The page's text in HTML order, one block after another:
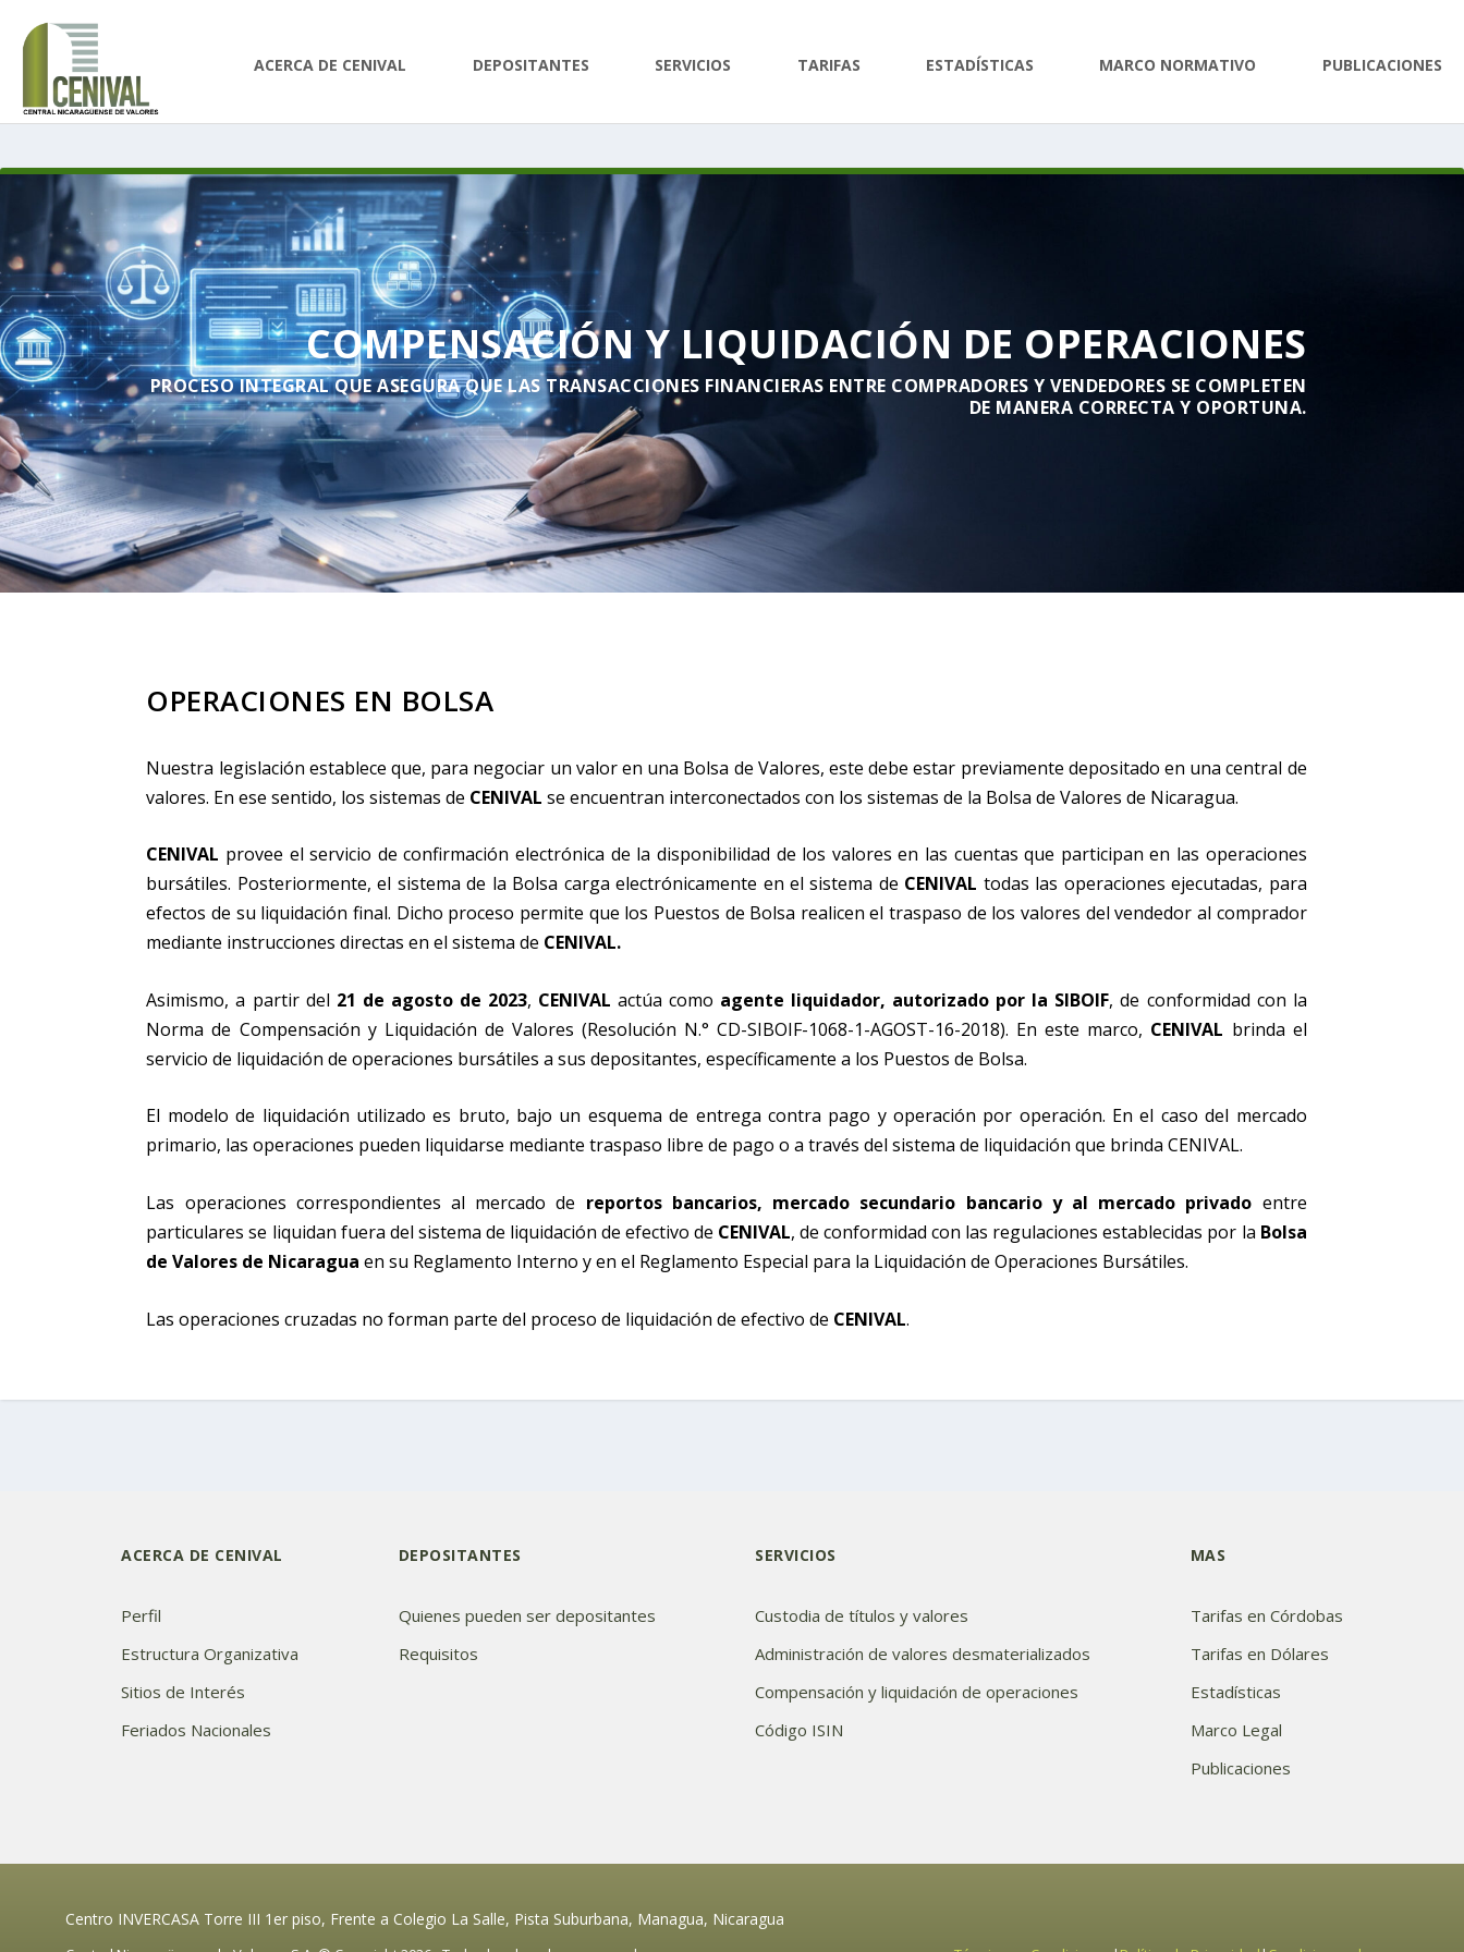
ACERCA DE CENIVAL DEPOSITANTES SERVICIOS TARIFAS ESTADÍSTICAS MARCO NORMATIVO PUBLICACIONES
COMPENSACIÓN Y LIQUIDACIÓN DE OPERACIONES
PROCESO INTEGRAL QUE ASEGURA QUE LAS TRANSACCIONES FINANCIERAS ENTRE COMPRADORES Y VENDEDORES SE COMPLETEN
DE MANERA CORRECTA Y OPORTUNA.
OPERACIONES EN BOLSA
Nuestra legislación establece que, para negociar un valor en una Bolsa de Valores, este debe estar previamente depositado en una central de
valores. En ese sentido, los sistemas de CENIVAL se encuentran interconectados con los sistemas de la Bolsa de Valores de Nicaragua.
CENIVAL provee el servicio de confirmación electrónica de la disponibilidad de los valores en las cuentas que participan en las operaciones
bursátiles. Posteriormente, el sistema de la Bolsa carga electrónicamente en el sistema de CENIVAL todas las operaciones ejecutadas, para
efectos de su liquidación final. Dicho proceso permite que los Puestos de Bolsa realicen el traspaso de los valores del vendedor al comprador
mediante instrucciones directas en el sistema de CENIVAL.
Asimismo, a partir del 21 de agosto de 2023, CENIVAL actúa como agente liquidador, autorizado por la SIBOIF, de conformidad con la
Norma de Compensación y Liquidación de Valores (Resolución N.° CD-SIBOIF-1068-1-AGOST-16-2018). En este marco, CENIVAL brinda el
servicio de liquidación de operaciones bursátiles a sus depositantes, específicamente a los Puestos de Bolsa.
El modelo de liquidación utilizado es bruto, bajo un esquema de entrega contra pago y operación por operación. En el caso del mercado
primario, las operaciones pueden liquidarse mediante traspaso libre de pago o a través del sistema de liquidación que brinda CENIVAL.
Las operaciones correspondientes al mercado de reportos bancarios, mercado secundario bancario y al mercado privado entre
particulares se liquidan fuera del sistema de liquidación de efectivo de CENIVAL, de conformidad con las regulaciones establecidas por la Bolsa
de Valores de Nicaragua en su Reglamento Interno y en el Reglamento Especial para la Liquidación de Operaciones Bursátiles.
Las operaciones cruzadas no forman parte del proceso de liquidación de efectivo de CENIVAL.
ACERCA DE CENIVAL
Perfil
Estructura Organizativa
Sitios de Interés
Feriados Nacionales
DEPOSITANTES
Quienes pueden ser depositantes
Requisitos
SERVICIOS
Custodia de títulos y valores
Administración de valores desmaterializados
Compensación y liquidación de operaciones
Código ISIN
MAS
Tarifas en Córdobas
Tarifas en Dólares
Estadísticas
Marco Legal
Publicaciones
Centro INVERCASA Torre III 1er piso, Frente a Colegio La Salle, Pista Suburbana, Managua, Nicaragua